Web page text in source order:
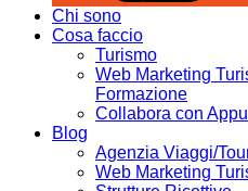
Chi sono
Cosa faccio
Turismo
Web Marketing
Formazione
Collabora con
Blog
Agenzia Viaggi/
Web Marketing